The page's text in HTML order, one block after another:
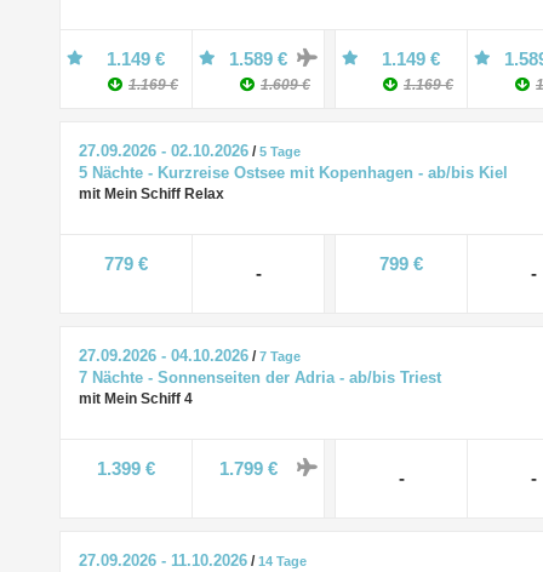
1.149 €
1.169 €
1.589 €
1.609 €
1.149 €
1.169 €
27.09.2026 - 02.10.2026 /5 Tage
5 Nächte - Kurzreise Ostsee mit Kopenhagen - ab/bis Kiel
mit Mein Schiff Relax
779 € - 799 € -
27.09.2026 - 04.10.2026 /7 Tage
7 Nächte - Sonnenseiten der Adria - ab/bis Triest
mit Mein Schiff 4
1.399 € 1.799 € - -
27.09.2026 - 11.10.2026 /14 Tage